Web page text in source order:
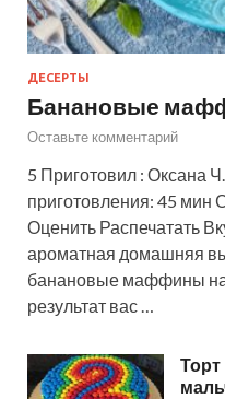
ДЕСЕРТЫ
Банановые
Оставьте комментарий
5 Приготовил : Оксана
приготовления: 45 мин
Оценить Распечатать
ароматная домашняя
банановые маффины
результат вас …